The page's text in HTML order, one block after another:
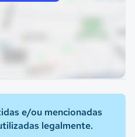
e/ou mencionadas
legalmente.